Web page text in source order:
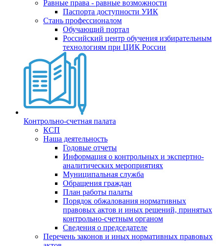
Равные права - равные возможности
Паспорта доступности УИК
Стань профессионалом
Обучающий портал
Российский центр обучения избирательным
технологиям при ЦИК России
Контрольно-счетная палата
КСП
Наша деятельность
Годовые отчеты
Информация о контрольных и экспертно-
аналитических мероприятиях
Муниципальная служба
Обращения граждан
План работы палаты
Порядок обжалования нормативных
правовых актов и иных решений, принятых
контрольно-счетным органом
Сведения о председателе
Перечень законов и иных нормативных правовых